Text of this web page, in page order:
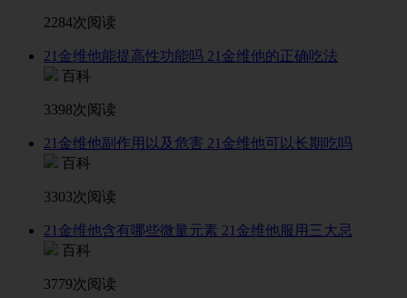
2284次阅读
21金维他能提高性功能吗 21金维他的正确吃法
百科
3398次阅读
21金维他副作用以及危害 21金维他可以长期吃吗
百科
3303次阅读
21金维他含有哪些微量元素 21金维他服用三大忌
百科
3779次阅读